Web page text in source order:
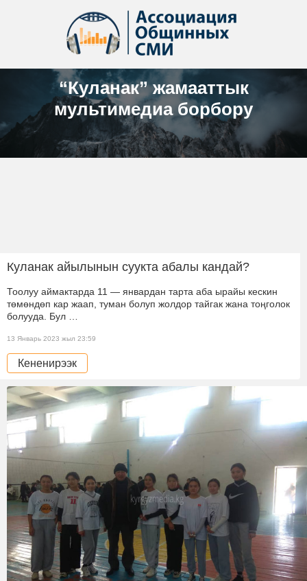
“Куланак” жамааттык
мультимедиа борбору
Куланак айылынын суукта абалы кандай?
Тоолуу аймактарда 11 — январдан тарта аба ырайы кескин
төмөндөп кар жаап, туман болуп жолдор тайгак жана тоңголок
болууда. Бул …
13 Январь 2023 жыл 23:59
Кененирээк